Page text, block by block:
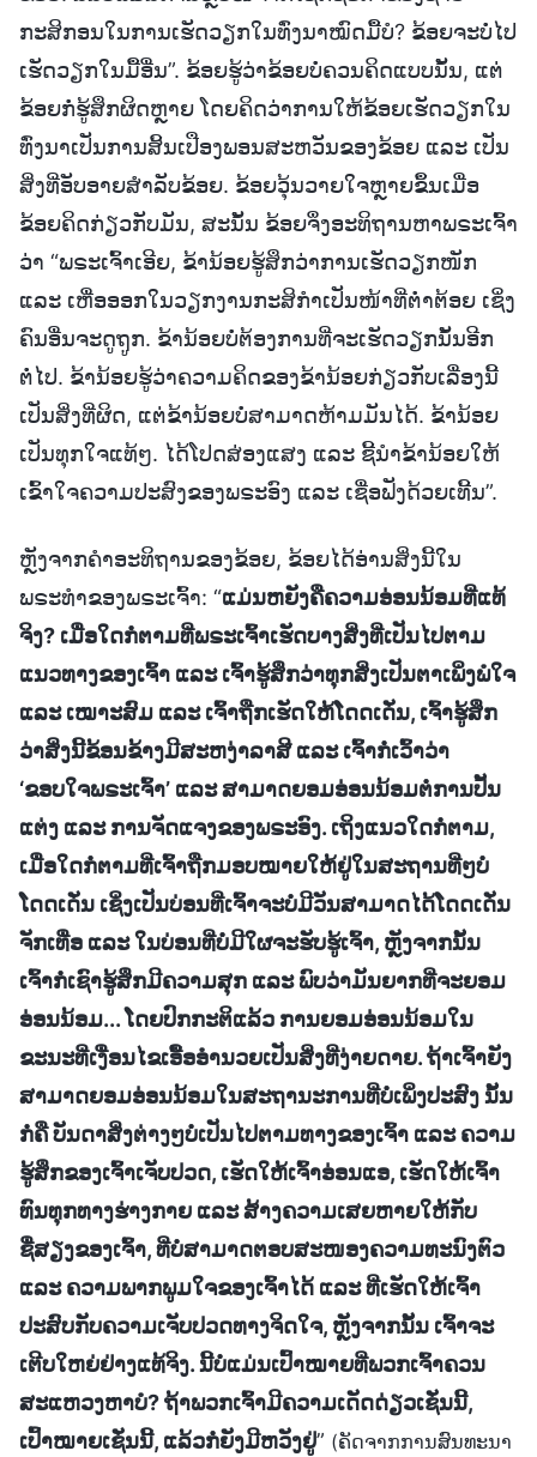
ກະສິກອນໃນການເຮັດວຽກໃນທົ່ງນາໝົດມື້ບໍ? ຂ້ອຍຈະບໍ່ໄປ
ເຮັດວຽກໃນມື້ອື່ນ”. ຂ້ອຍຮູ້ວ່າຂ້ອຍບໍ່ຄວນຄິດແບບນັ້ນ, ແຕ່
ຂ້ອຍກໍ່ຮູ້ສຶກຜິດຫຼາຍ ໂດຍຄິດວ່າການໃຫ້ຂ້ອຍເຮັດວຽກໃນ
ທົ່ງນາເປັນການສິ້ນເປືອງພອນສະຫວັນຂອງຂ້ອຍ ແລະ ເປັນ
ສິ່ງທີ່ອັບອາຍສຳລັບຂ້ອຍ. ຂ້ອຍວຸ້ນວາຍໃຈຫຼາຍຂຶ້ນເມື່ອ
ຂ້ອຍຄິດກ່ຽວກັບມັນ, ສະນັ້ນ ຂ້ອຍຈຶ່ງອະທິຖານຫາພຣະເຈົ້າ
ວ່າ “ພຣະເຈົ້າເອີຍ, ຂ້ານ້ອຍຮູ້ສຶກວ່າການເຮັດວຽກໜັກ
ແລະ ເຫື່ອອອກໃນວຽກງານກະສິກຳເປັນໜ້າທີ່ຕ່ຳຕ້ອຍ ເຊິ່ງ
ຄົນອື່ນຈະດູຖູກ. ຂ້ານ້ອຍບໍ່ຕ້ອງການທີ່ຈະເຮັດວຽກນັ້ນອີກ
ຕໍ່ໄປ. ຂ້ານ້ອຍຮູ້ວ່າຄວາມຄິດຂອງຂ້ານ້ອຍກ່ຽວກັບເລື່ອງນີ້
ເປັນສິ່ງທີ່ຜິດ, ແຕ່ຂ້ານ້ອຍບໍ່ສາມາດຫ້າມມັນໄດ້. ຂ້ານ້ອຍ
ເປັນທຸກໃຈແທ້ໆ. ໄດ້ໂປດສ່ອງແສງ ແລະ ຊີ້ນໍາຂ້ານ້ອຍໃຫ້
ເຂົ້າໃຈຄວາມປະສົງຂອງພຣະອົງ ແລະ ເຊື່ອຟັງດ້ວຍເທີ້ນ”.
ຫຼັງຈາກຄຳອະທິຖານຂອງຂ້ອຍ, ຂ້ອຍໄດ້ອ່ານສິ່ງນີ້ໃນ
ພຣະທຳຂອງພຣະເຈົ້າ: “ແມ່ນຫຍັງຄືຄວາມອ່ອນນ້ອມທີ່ແທ້
ຈິງ? ເມື່ອໃດກໍ່ຕາມທີ່ພຣະເຈົ້າເຮັດບາງສິ່ງທີ່ເປັນໄປຕາມ
ແນວທາງຂອງເຈົ້າ ແລະ ເຈົ້າຮູ້ສຶກວ່າທຸກສິ່ງເປັນຕາເພິ່ງພໍໃຈ
ແລະ ເໝາະສົມ ແລະ ເຈົ້າຖືກເຮັດໃຫ້ໂດດເດັ່ນ, ເຈົ້າຮູ້ສຶກ
ວ່າສິ່ງນີ້ຂ້ອນຂ້າງມີສະຫງ່າລາສີ ແລະ ເຈົ້າກໍ່ເວົ້າວ່າ
‘ຂອບໃຈພຣະເຈົ້າ’ ແລະ ສາມາດຍອມອ່ອນນ້ອມຕໍ່ການປັ້ນ
ແຕ່ງ ແລະ ການຈັດແຈງຂອງພຣະອົງ. ເຖິງແນວໃດກໍ່ຕາມ,
ເມື່ອໃດກໍ່ຕາມທີ່ເຈົ້າຖືກມອບໝາຍໃຫ້ຢູ່ໃນສະຖານທີ່ໆບໍ່
ໂດດເດັ່ນ ເຊິ່ງເປັນບ່ອນທີ່ເຈົ້າຈະບໍ່ມີວັນສາມາດໄດ້ໂດດເດັ່ນ
ຈັກເທື່ອ ແລະ ໃນບ່ອນທີ່ບໍ່ມີໃຜຈະຮັບຮູ້ເຈົ້າ, ຫຼັງຈາກນັ້ນ
ເຈົ້າກໍ່ເຊົາຮູ້ສຶກມີຄວາມສຸກ ແລະ ພົບວ່າມັນຍາກທີ່ຈະຍອມ
ອ່ອນນ້ອມ... ໂດຍປົກກະຕິແລ້ວ ການຍອມອ່ອນນ້ອມໃນ
ຂະນະທີ່ເງື່ອນໄຂເອື້ອອຳນວຍເປັນສິ່ງທີ່ງ່າຍດາຍ. ຖ້າເຈົ້າຍັງ
ສາມາດຍອມອ່ອນນ້ອມໃນສະຖານະການທີ່ບໍ່ເພິ່ງປະສົງ ນັ້ນ
ກໍ່ຄື ບັນດາສິ່ງຕ່າງໆບໍ່ເປັນໄປຕາມທາງຂອງເຈົ້າ ແລະ ຄວາມ
ຮູ້ສຶກຂອງເຈົ້າເຈັບປວດ, ເຮັດໃຫ້ເຈົ້າອ່ອນແອ, ເຮັດໃຫ້ເຈົ້າ
ທົນທຸກທາງຮ່າງກາຍ ແລະ ສ້າງຄວາມເສຍຫາຍໃຫ້ກັບ
ຊື່ສຽງຂອງເຈົ້າ, ທີ່ບໍ່ສາມາດຕອບສະໜອງຄວາມທະນົງຕົວ
ແລະ ຄວາມພາກພູມໃຈຂອງເຈົ້າໄດ້ ແລະ ທີ່ເຮັດໃຫ້ເຈົ້າ
ປະສົບກັບຄວາມເຈັບປວດທາງຈິດໃຈ, ຫຼັງຈາກນັ້ນ ເຈົ້າຈະ
ເຕີບໃຫຍ່ຢ່າງແທ້ຈິງ. ນີ້ບໍ່ແມ່ນເປົ້າໝາຍທີ່ພວກເຈົ້າຄວນ
ສະແຫວງຫາບໍ? ຖ້າພວກເຈົ້າມີຄວາມເດັດດ່ຽວເຊັ່ນນີ້,
ເປົ້າໝາຍເຊັ່ນນີ້, ແລ້ວກໍ່ຍັງມີຫວັງຢູ່” (ຄັດຈາກການສົນທະນາ